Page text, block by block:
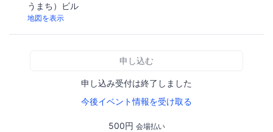
うまち）ビル
地図を表示
申し込む
申し込み受付は終了しました
今後イベント情報を受け取る
500円 会場払い